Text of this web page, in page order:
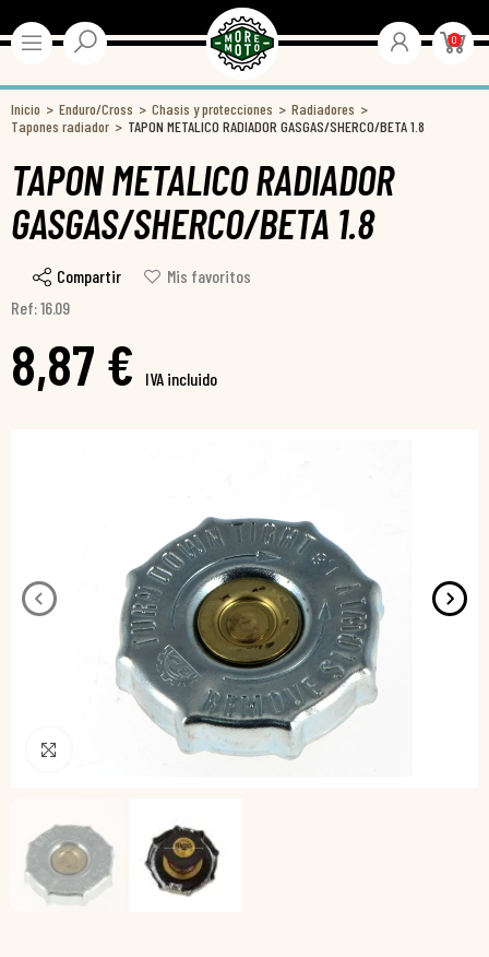
0
Inicio Enduro/Cross Chasis y protecciones
Radiadores
Tapones radiador
TAPON METALICO RADIADOR GASGAS/SHERCO/BETA 1.8
TAPON METALICO RADIADOR
GASGAS/SHERCO/BETA 1.8
Compartir
Mis favoritos
Ref: 16.09
8,87 € IVA incluido
Pincha para agrandar